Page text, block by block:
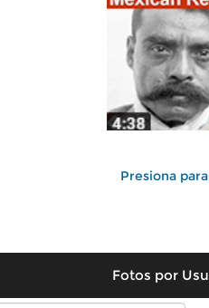
Presiona
Fotos por